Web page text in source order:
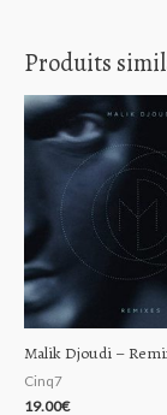
Produits
Malik Djoudi –
Cinq7
19.00€